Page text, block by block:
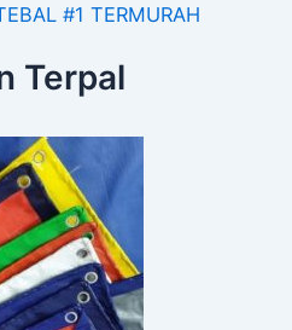
#1 TERMURAH
Terpal